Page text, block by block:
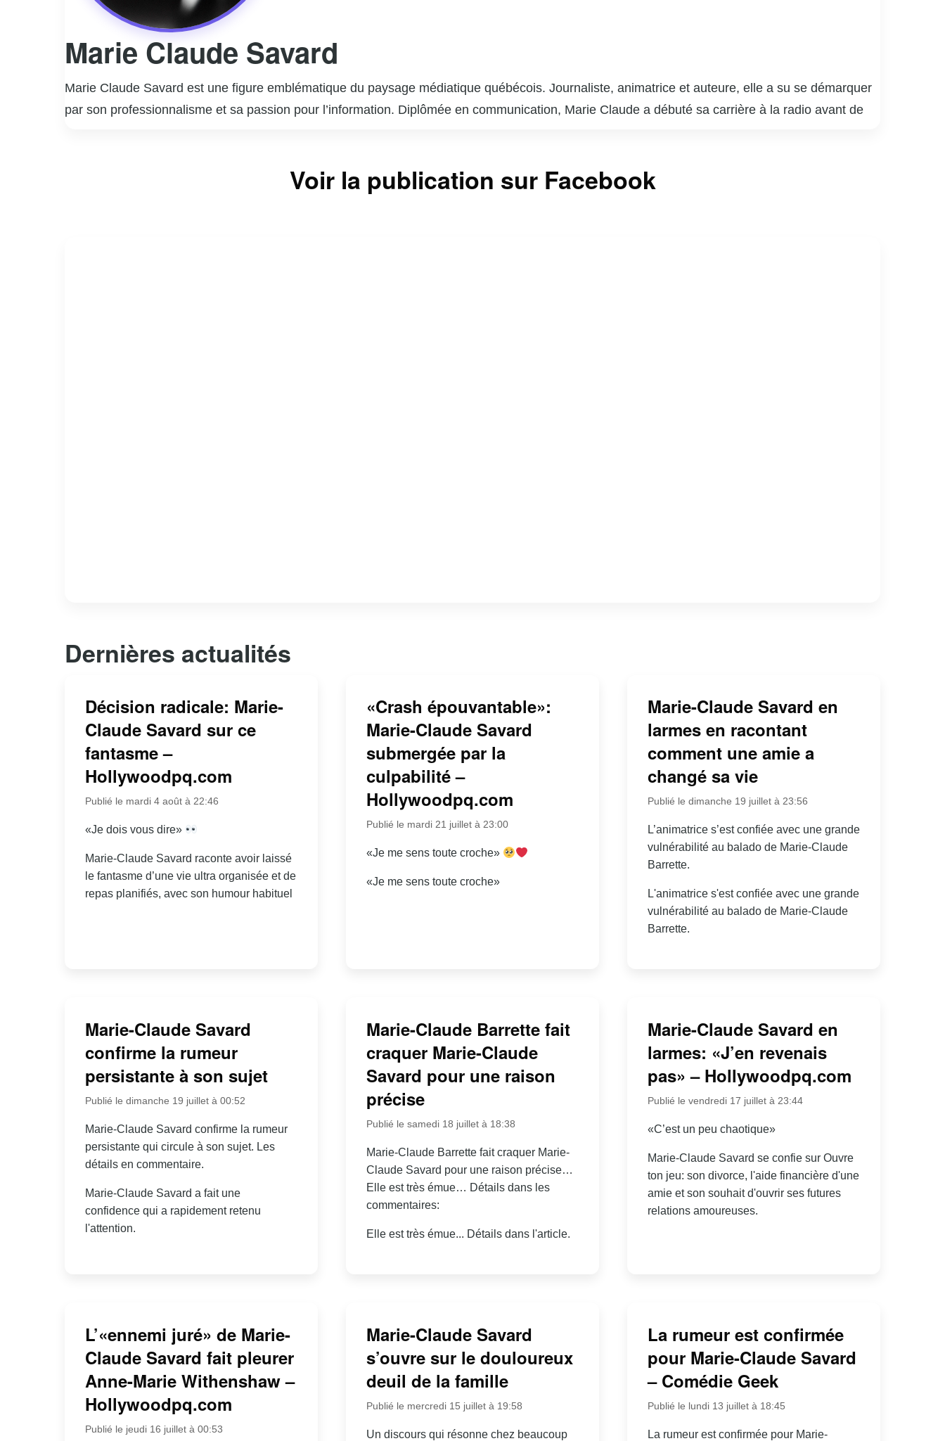
Marie Claude Savard
Marie Claude Savard est une figure emblématique du paysage médiatique québécois. Journaliste, animatrice et auteure, elle a su se démarquer
par son professionnalisme et sa passion pour l’information. Diplômée en communication, Marie Claude a débuté sa carrière à la radio avant de
Claude est également une auteure accomplie, ayant publié plusieurs ouvrages qui reflètent son engagement envers des causes sociales
importantes. Son parcours est marqué par une constante quête de vérité et une volonté de donner une voix à ceux qui en ont le plus besoin.
Voir la publication sur Facebook
Dernières actualités
Décision radicale: Marie-
Claude Savard sur ce
fantasme –
Hollywoodpq.com
Publié le mardi 4 août à 22:46
«Je dois vous dire»
Marie-Claude Savard raconte avoir laissé
le fantasme d’une vie ultra organisée et de
repas planifiés, avec son humour habituel
«Crash épouvantable»:
Marie-Claude Savard
submergée par la
culpabilité –
Hollywoodpq.com
Publié le mardi 21 juillet à 23:00
«Je me sens toute croche»
«Je me sens toute croche»
Marie-Claude Savard en
larmes en racontant
comment une amie a
changé sa vie
Publié le dimanche 19 juillet à 23:56
L’animatrice s’est confiée avec une grande
vulnérabilité au balado de Marie-Claude
Barrette.
L'animatrice s'est confiée avec une grande
vulnérabilité au balado de Marie-Claude
Barrette.
Marie-Claude Savard
confirme la rumeur
persistante à son sujet
Publié le dimanche 19 juillet à 00:52
Marie-Claude Savard confirme la rumeur
persistante qui circule à son sujet. Les
détails en commentaire.
Marie-Claude Savard a fait une
confidence qui a rapidement retenu
l'attention.
Marie-Claude Barrette fait
craquer Marie-Claude
Savard pour une raison
précise
Publié le samedi 18 juillet à 18:38
Marie-Claude Barrette fait craquer Marie-
Claude Savard pour une raison précise…
Elle est très émue… Détails dans les
commentaires:
Elle est très émue... Détails dans l'article.
Marie-Claude Savard en
larmes: «J’en revenais
pas» – Hollywoodpq.com
Publié le vendredi 17 juillet à 23:44
«C’est un peu chaotique»
Marie-Claude Savard se confie sur Ouvre
ton jeu: son divorce, l'aide financière d'une
amie et son souhait d'ouvrir ses futures
relations amoureuses.
L’«ennemi juré» de Marie-
Claude Savard fait pleurer
Anne-Marie Withenshaw –
Hollywoodpq.com
Publié le jeudi 16 juillet à 00:53
Marie-Claude Savard
s’ouvre sur le douloureux
deuil de la famille
Publié le mercredi 15 juillet à 19:58
Un discours qui résonne chez beaucoup
La rumeur est confirmée
pour Marie-Claude Savard
– Comédie Geek
Publié le lundi 13 juillet à 18:45
La rumeur est confirmée pour Marie-